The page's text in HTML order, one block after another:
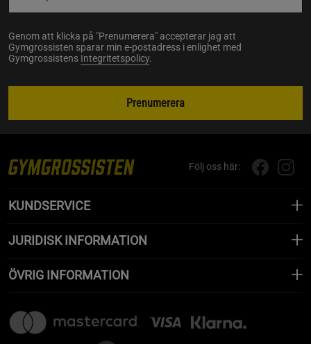
Genom att klicka på "Prenumerera" accepterar jag att
Gymgrossisten sparar min e-postadress i enlighet med
Gymgrossistens Integritetspolicy.
Prenumerera
Följ oss här:
KUNDSERVICE
JURIDISK INFORMATION
ÖVRIG INFORMATION